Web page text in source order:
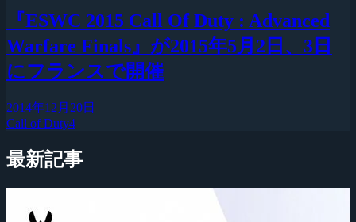
『ESWC 2015 Call Of Duty : Advanced
Warfare Finals』が2015年5月2日、3日
にフランスで開催
2014年12月20日
Call of Duty4
最新記事